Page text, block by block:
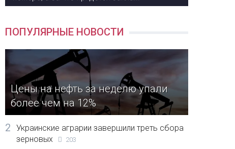
ПОПУЛЯРНЫЕ НОВОСТИ
Цены на нефть за неделю упали
более чем на 12%
2
Украинские аграрии завершили треть сбора
зерновых
203